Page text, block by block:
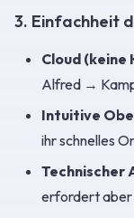
3. Einfachheit
Cloud (keine
Alfred →
Intuitive
ihr schnelles
Technischer
erfordert aber